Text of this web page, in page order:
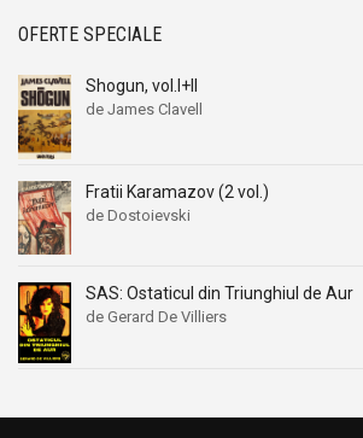
OFERTE SPECIALE
Shogun, vol.I+II
de James Clavell
Fratii Karamazov (2 vol.)
de Dostoievski
SAS: Ostaticul din Triunghiul de Aur
de Gerard De Villiers